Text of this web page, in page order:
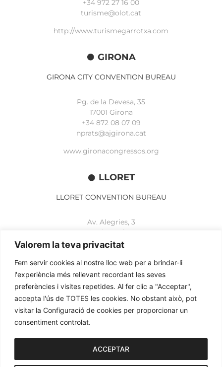
Valorem la teva privacitat
Fem servir cookies al nostre lloc web per a brindar-li
l'experiència més rellevant recordant les seves
preferències i visites repetides. Al fer clic a "Acceptar",
accepta l'ús de TOTES les cookies. No obstant això, pot
visitar la Configuració de cookies per proporcionar un
consentiment controlat.
ACCEPTAR
+34 972 27 16 00
turisme@olot.cat
http://www.turismegarrotxa.com
GIRONA
GIRONA CITY CONVENTION BUREAU
Pg. de la Devesa, 35
17001 Girona
+34 872 08 07 09
nprats@ajgirona.cat
www.gironacongressos.org
LLORET
LLORET CONVENTION BUREAU
Av. Alegries, 3
17310 Lloret de Mar
+34 972 365 788
www.lloretcb.org
Avertissement juridique
Politique de confidentialité
Politique de cookies
2026© OGL MEETINGS. Tous droits réservés.